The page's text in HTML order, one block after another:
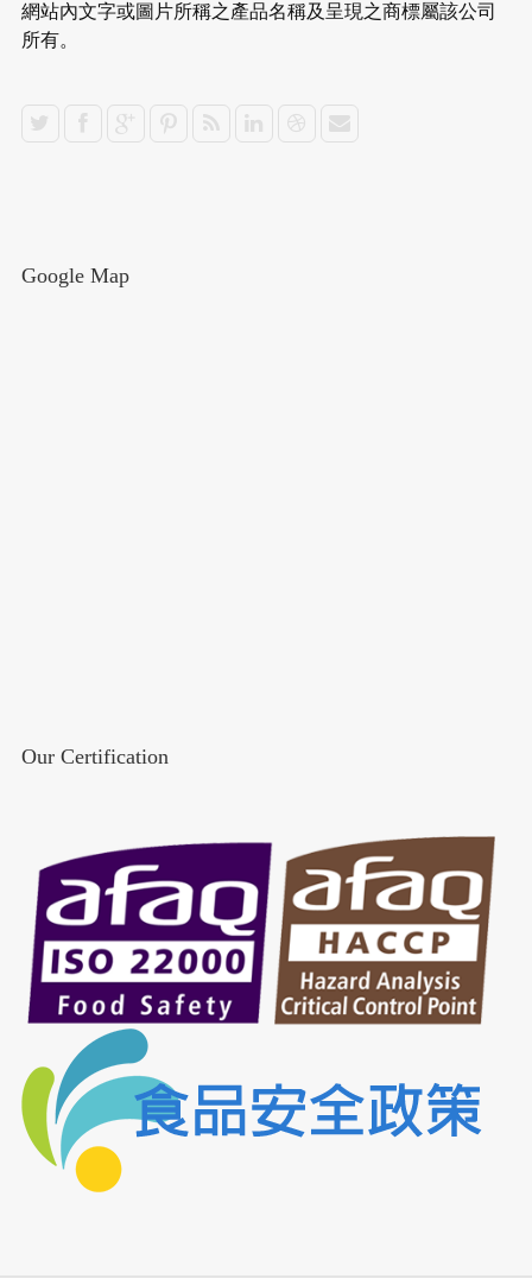
網站內文字或圖片所稱之產品名稱及呈現之商標屬該公司
所有。
Google Map
Our Certification